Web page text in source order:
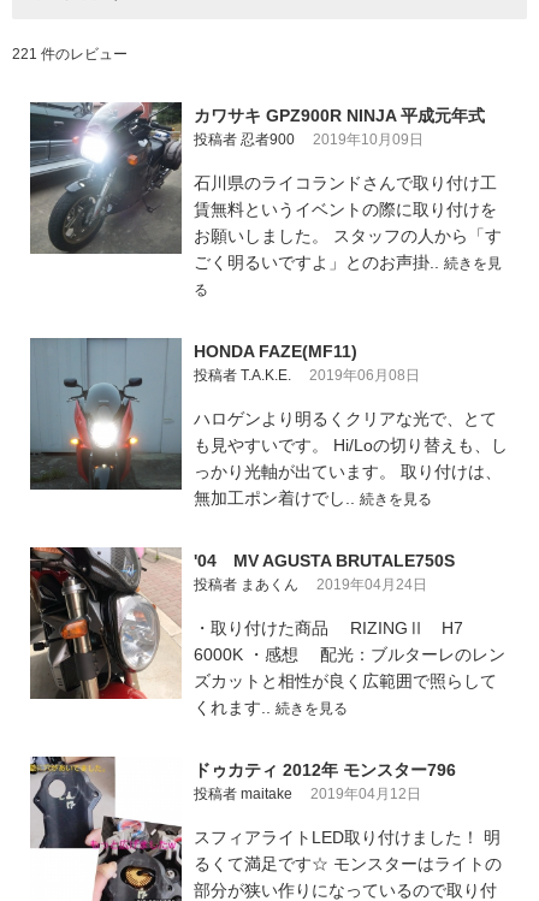
221 件のレビュー
カワサキ GPZ900R NINJA 平成元年式
投稿者 忍者900 2019年10月09日
石川県のライコランドさんで取り付け工
賃無料というイベントの際に取り付けを
お願いしました。 スタッフの人から「す
ごく明るいですよ」とのお声掛.. 続きを見
る
HONDA FAZE(MF11)
投稿者 T.A.K.E. 2019年06月08日
ハロゲンより明るくクリアな光で、とて
も見やすいです。 Hi/Loの切り替えも、し
っかり光軸が出ています。 取り付けは、
無加工ポン着けでし.. 続きを見る
'04 MV AGUSTA BRUTALE750S
投稿者 まあくん 2019年04月24日
・取り付けた商品 RIZINGⅡ H7
6000K ・感想 配光：ブルターレのレン
ズカットと相性が良く広範囲で照らして
くれます.. 続きを見る
ドゥカティ 2012年 モンスター796
投稿者 maitake 2019年04月12日
スフィアライトLED取り付けました！ 明
るくて満足です☆ モンスターはライトの
部分が狭い作りになっているので取り付